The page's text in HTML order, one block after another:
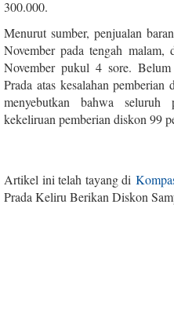
300.000.
Menurut sumber, penjualan
November pada tengah
November pukul 4 sore.
Prada atas kesalahan
menyebutkan bahwa seluruh
kekeliruan pemberian diskon 99
Artikel ini telah tayang di
Prada Keliru Berikan Diskon